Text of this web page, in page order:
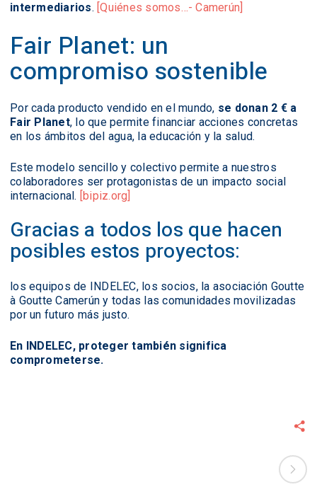
intermediarios. [Quiénes somos…- Camerún]
Fair Planet: un
compromiso sostenible
Por cada producto vendido en el mundo, se donan 2 € a
Fair Planet, lo que permite financiar acciones concretas
en los ámbitos del agua, la educación y la salud.
Este modelo sencillo y colectivo permite a nuestros
colaboradores ser protagonistas de un impacto social
internacional. [bipiz.org]
Gracias a todos los que hacen
posibles estos proyectos:
los equipos de INDELEC, los socios, la asociación Goutte
à Goutte Camerún y todas las comunidades movilizadas
por un futuro más justo.
En INDELEC, proteger también significa
comprometerse.